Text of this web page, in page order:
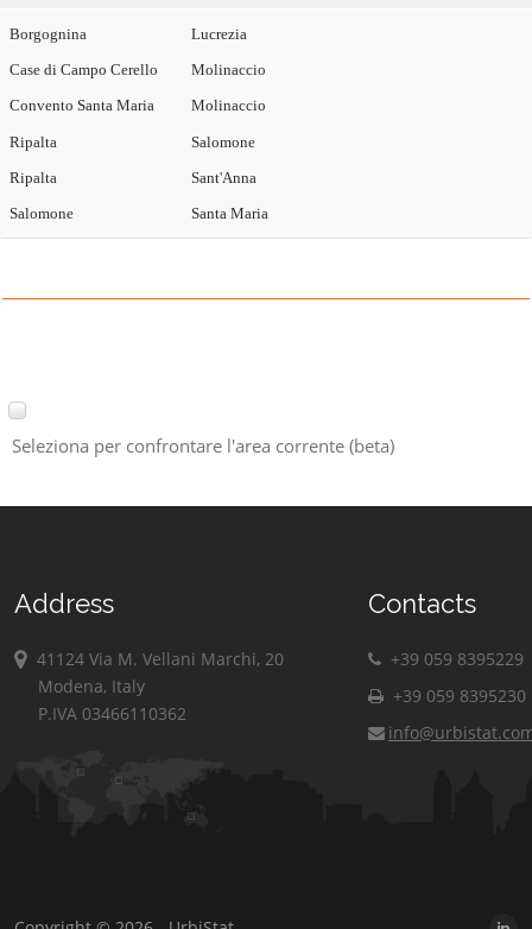
Borgognina
Case di Campo Cerello
Convento Santa Maria
Lucrezia
Molinaccio
Molinaccio
Ripalta
Ripalta
Salomone
Salomone
Sant'Anna
Santa Maria
Seleziona per confrontare l'area corrente (beta)
Address
41124 Via M. Vellani Marchi, 20
Modena, Italy
P.IVA 03466110362
Contacts
+39 059 8395229
+39 059 8395230